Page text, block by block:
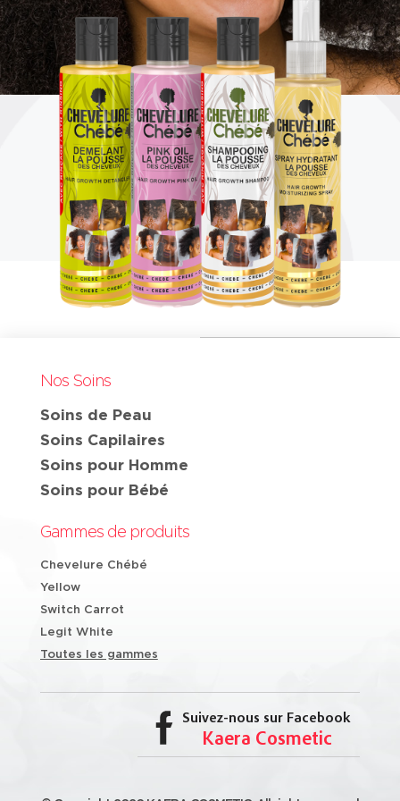
Nos Soins
Soins de Peau
Soins Capilaires
Soins pour Homme
Soins pour Bébé
Gammes de produits
Chevelure Chébé
Yellow
Switch Carrot
Legit White
Toutes les gammes
Suivez-nous sur Facebook
Kaera Cosmetic